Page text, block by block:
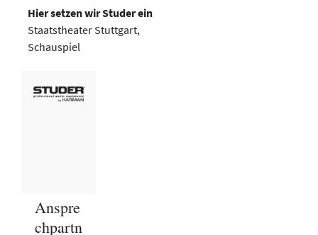
Hier setzen wir Studer ein
Staatstheater Stuttgart,
Schauspiel
Anspre
chpartn